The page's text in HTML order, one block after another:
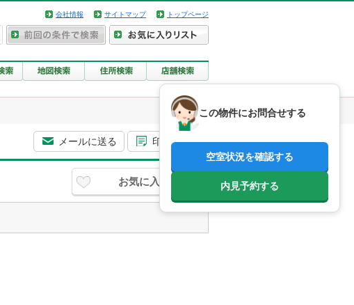
会社情報 サイトマップ トップページ
メールに送る 印刷用画面
お気に入り
この物件にお問合せする
空室状況を確認する
内見予約する